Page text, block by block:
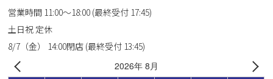
営業時間 11:00～18:00 (最終受付 17:45)
土日祝 定休
8/7（金） 14:00閉店 (最終受付 13:45)
2026年 8月